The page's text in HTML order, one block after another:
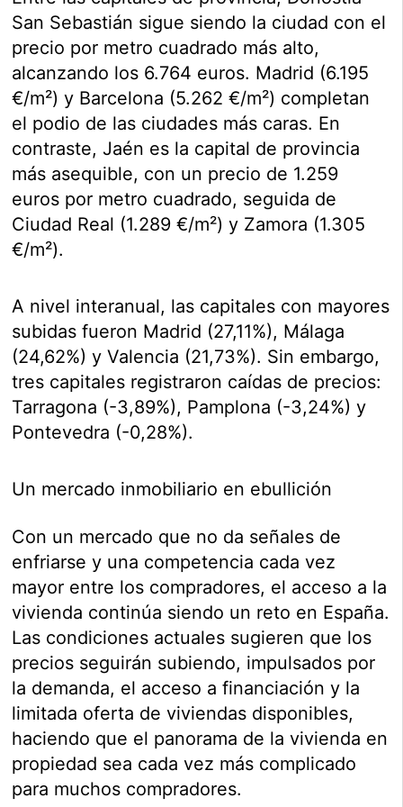
San Sebastián sigue siendo la ciudad con el
precio por metro cuadrado más alto,
alcanzando los 6.764 euros. Madrid (6.195
€/m²) y Barcelona (5.262 €/m²) completan
el podio de las ciudades más caras. En
contraste, Jaén es la capital de provincia
más asequible, con un precio de 1.259
euros por metro cuadrado, seguida de
Ciudad Real (1.289 €/m²) y Zamora (1.305
€/m²).
A nivel interanual, las capitales con mayores
subidas fueron Madrid (27,11%), Málaga
(24,62%) y Valencia (21,73%). Sin embargo,
tres capitales registraron caídas de precios:
Tarragona (-3,89%), Pamplona (-3,24%) y
Pontevedra (-0,28%).
Un mercado inmobiliario en ebullición
Con un mercado que no da señales de
enfriarse y una competencia cada vez
mayor entre los compradores, el acceso a la
vivienda continúa siendo un reto en España.
Las condiciones actuales sugieren que los
precios seguirán subiendo, impulsados por
la demanda, el acceso a financiación y la
limitada oferta de viviendas disponibles,
haciendo que el panorama de la vivienda en
propiedad sea cada vez más complicado
para muchos compradores.